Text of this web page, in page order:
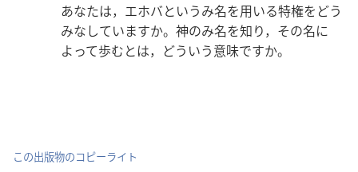
あなたは，エホバというみ名を用いる特権をどう
みなしていますか。神のみ名を知り，その名に
よって歩むとは，どういう意味ですか。
この出版物のコピーライト